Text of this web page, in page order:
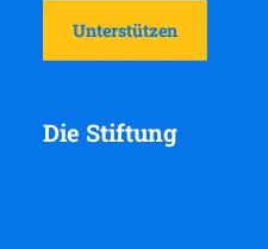
Unterstützen
Die Stiftung